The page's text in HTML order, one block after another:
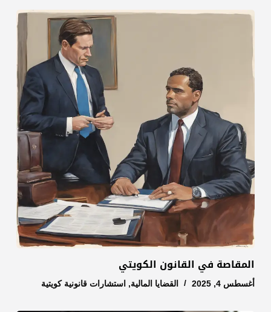
المقاصة في القانون الكويتي
أغسطس 4, 2025 القضايا المالية, استشارات قانونية كويتية